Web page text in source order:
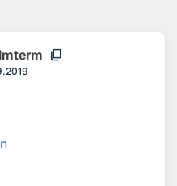
content_copy